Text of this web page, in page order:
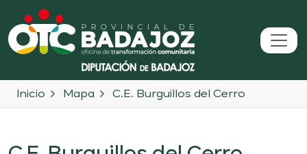
Inicio Mapa C.E. Burguillos del Cerro